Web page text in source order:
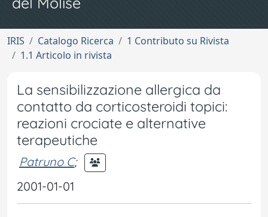
IRIS Catalogo Ricerca
1 Contributo su Rivista
1.1 Articolo in rivista
La sensibilizzazione allergica da
contatto da corticosteroidi topici:
reazioni crociate e alternative
terapeutiche
Patruno C;
2001-01-01